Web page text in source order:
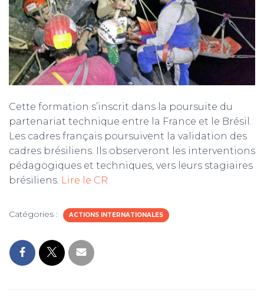
m
Cette formation s’inscrit dans la poursuite du
partenariat technique entre la France et le Brésil.
Les cadres français poursuivent la validation des
cadres brésiliens. Ils observeront les interventions
pédagogiques et techniques, vers leurs stagiaires
brésiliens. Lire le CR
Catégories : ACTIONS INTERNATIONALES